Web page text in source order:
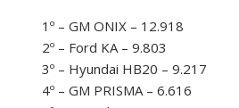
1º – GM ONIX – 12.918
2º – Ford KA – 9.803
3º – Hyundai HB20 – 9.217
4º – GM PRISMA – 6.616